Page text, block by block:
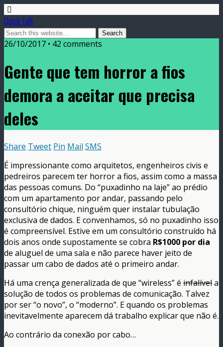
Quick Talk
26/10/2017 • 42 comments
Gente que tem horror a fios
demora a aceitar que precisa
deles
Share Tweet Pin Mail SMS
É impressionante como arquitetos, engenheiros civis e
pedreiros parecem ter horror a fios, assim como a massa
das pessoas comuns. Do “puxadinho na laje” ao prédio
com um apartamento por andar, passando pelo
consultório chique, ninguém quer instalar tubulação
exclusiva de dados. E convenhamos, só no puxadinho isso
é compreensível. Estive em um consultório construído há
dois anos onde supostamente se cobra R$1000 por dia
de aluguel de uma sala e não parece haver jeito de
passar um cabo de dados até o primeiro andar.
Há uma crença generalizada de que “wireless” é infalívela
solução de todos os problemas de comunicação. Talvez
por ser “o novo”, o “moderno”. E quando os problemas
inevitavelmente aparecem dá trabalho explicar que não é.
Ao contrário da conexão por cabo…